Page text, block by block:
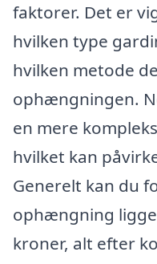
faktorer. Det er
hvilken type
hvilken metode
ophængningen.
en mere
hvilket kan
Generelt kan du
ophængning
kroner, alt efter